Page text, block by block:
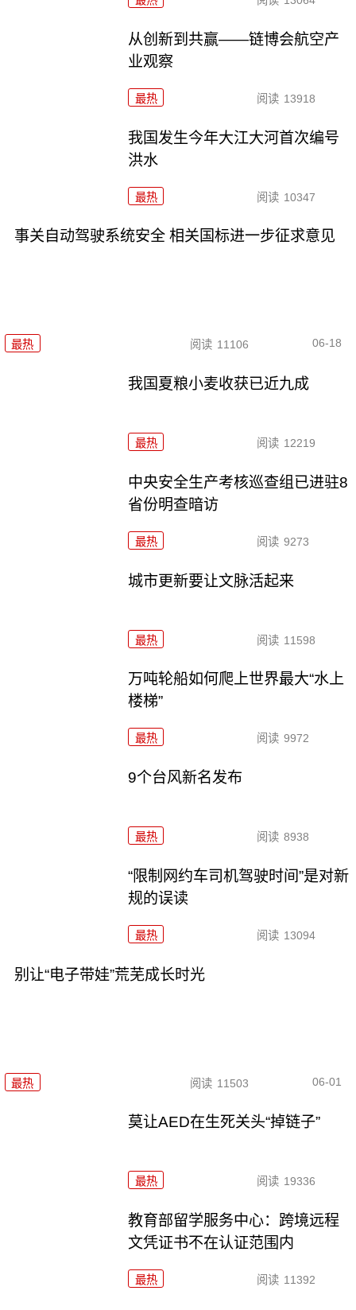
从创新到共赢——链博会航空产
业观察
最热 阅读 13918
我国发生今年大江大河首次编号
洪水
最热 阅读 10347
事关自动驾驶系统安全 相关国标进一步征求意见
最热 阅读 11106 06-18
我国夏粮小麦收获已近九成
最热 阅读 12219
中央安全生产考核巡查组已进驻8
省份明查暗访
最热 阅读 9273
城市更新要让文脉活起来
最热 阅读 11598
万吨轮船如何爬上世界最大“水上
楼梯”
最热 阅读 9972
9个台风新名发布
最热 阅读 8938
“限制网约车司机驾驶时间”是对新
规的误读
最热 阅读 13094
别让“电子带娃”荒芜成长时光
最热 阅读 11503 06-01
莫让AED在生死关头“掉链子”
最热 阅读 19336
教育部留学服务中心：跨境远程
文凭证书不在认证范围内
最热 阅读 11392